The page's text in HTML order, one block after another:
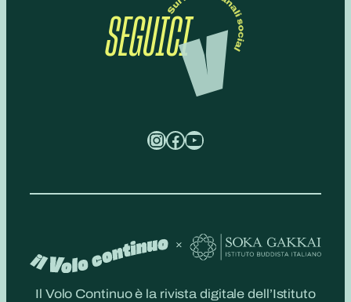
SEGUICI
InstagramFacebook YouTube
Il Volo Continuo è la rivista digitale dell’Istituto